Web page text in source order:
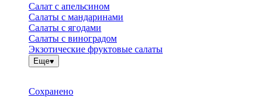
Салат с апельсином
Салаты с мандаринами
Салаты с ягодами
Салаты с виноградом
Экзотические фруктовые салаты
Еще
Сохранено